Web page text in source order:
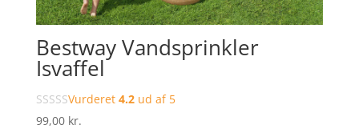
Bestway Vandsprinkler
Isvaffel
Vurderet 4.2ud af 5
99,00 kr.